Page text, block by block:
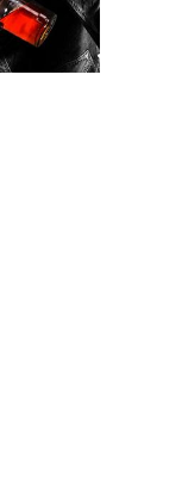
для организма